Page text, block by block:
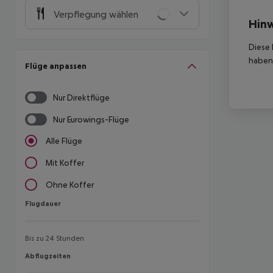
Verpflegung wählen
Flüge anpassen
Nur Direktflüge
Nur Eurowings-Flüge
Alle Flüge
Mit Koffer
Ohne Koffer
Flugdauer
Flugdauer
Bis zu 24 Stunden
Abflugzeiten
Abflugzeiten
Diese